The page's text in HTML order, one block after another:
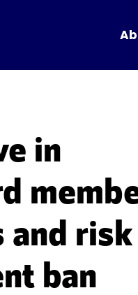
in
risk
ban